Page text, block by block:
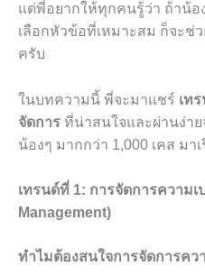
แต่พี่อยากให้ทุกคนรู้ว่า ถ้าน้อ
เลือกหัวข้อที่เหมาะสม ก็จะช่
ครับ
ในบทความนี้ พี่จะมาแชร์ เท
จัดการ ที่น่าสนใจและผ่านง่า
น้องๆ มากกว่า 1,000 เคส มา
เทรนด์ที่ 1: การจัดการความ
Management)
ทำไมต้องสนใจการจัดการคว